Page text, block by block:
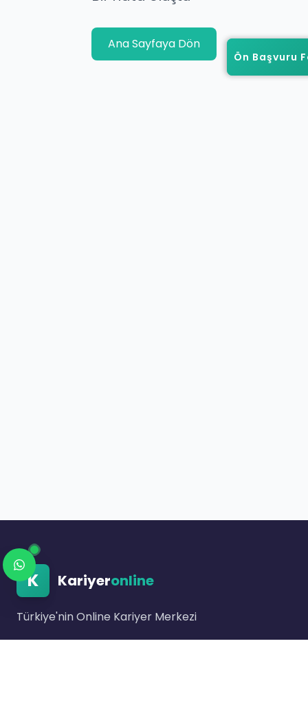
Ön Başvuru
Ana Sayfaya Dön
K Kariyeronline
Türkiye'nin Online Kariyer Merkezi
Ön Başvuru